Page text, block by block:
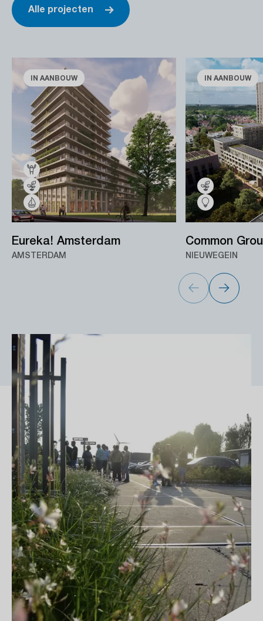
Alle projecten
IN AANBOUW
Eureka! Amsterdam
AMSTERDAM
IN AANBOUW
Common
NIEUWEGEIN